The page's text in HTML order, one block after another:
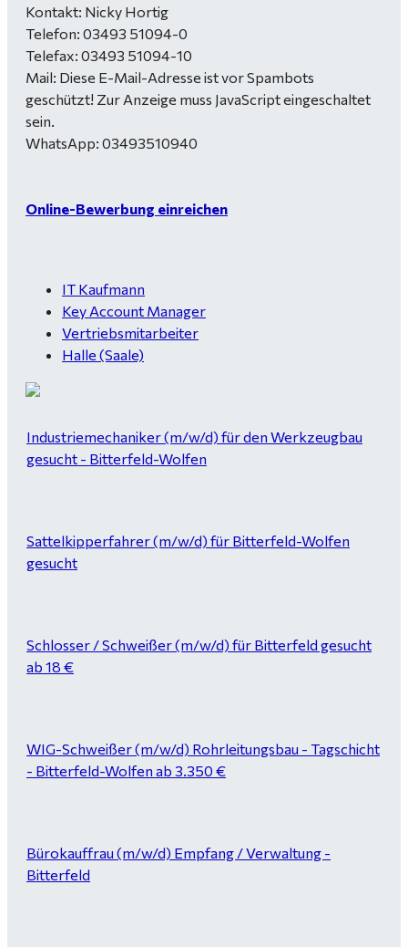
Kontakt: Nicky Hortig
Telefon: 03493 51094-0
Telefax: 03493 51094-10
Mail: Diese E-Mail-Adresse ist vor Spambots
geschützt! Zur Anzeige muss JavaScript eingeschaltet
sein.
WhatsApp: 03493510940
Online-Bewerbung einreichen
IT Kaufmann
Key Account Manager
Vertriebsmitarbeiter
Halle (Saale)
Industriemechaniker (m/w/d) für den Werkzeugbau
gesucht - Bitterfeld-Wolfen
Sattelkipperfahrer (m/w/d) für Bitterfeld-Wolfen
gesucht
Schlosser / Schweißer (m/w/d) für Bitterfeld gesucht
ab 18 €
WIG-Schweißer (m/w/d) Rohrleitungsbau - Tagschicht
- Bitterfeld-Wolfen ab 3.350 €
Bürokauffrau (m/w/d) Empfang / Verwaltung -
Bitterfeld